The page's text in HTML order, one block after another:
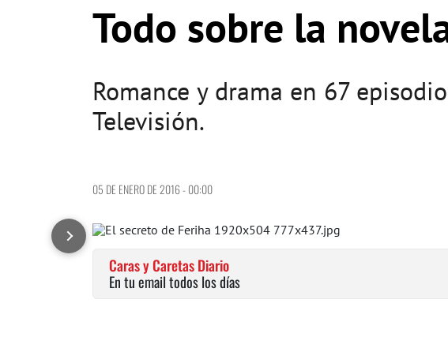
Todo sobre la
Romance y drama en 67
Televisión.
05 DE ENERO DE 2016 - 00:00
Caras y Caretas Diario
En tu email todos los días